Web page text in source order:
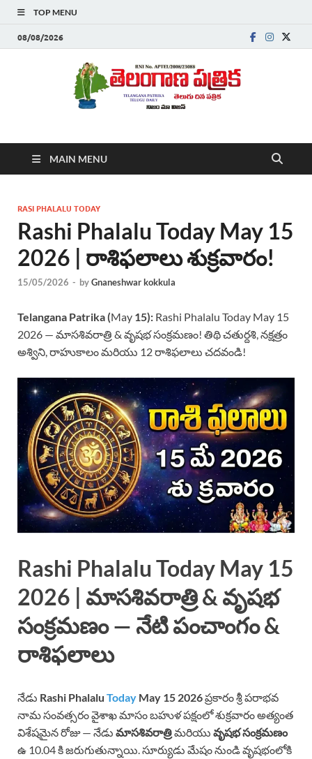
TOP MENU
08/08/2026
Telanganapatrika
,Latest Telangana News, Rajanna Sircilla News, Telangana
Breaking News, Telugu Newspaper Online, Today Telugu News,
తెలుగు వార్తలు , బ్రేకింగ్ న్యూస్ తెలుగులో , తెలంగాణ లో తాజా అప్‌డేట్స్ ,
తెలుగు న్యూస్ పేపర్
MAIN MENU
RASI PHALALU TODAY
Rashi Phalalu Today May 15
2026 | రాశిఫలాలు శుక్రవారం!
15/05/2026 - byGnaneshwar kokkula
Telangana Patrika (May 15): Rashi Phalalu Today May 15
2026 — మాసశివరాత్రి & వృషభ సంక్రమణం! తిథి చతుర్దశి, నక్షత్రం
అశ్విని, రాహుకాలం మరియు 12 రాశిఫలాలు చదవండి!
Rashi Phalalu Today May 15
2026 | మాసశివరాత్రి & వృషభ
సంక్రమణం — నేటి పంచాంగం &
రాశిఫలాలు
నేడు Rashi Phalalu Today May 15 2026ప్రకారం శ్రీ పరాభవ
నామ సంవత్సరం వైశాఖ మాసం బహుళ పక్షంలో శుక్రవారం అత్యంత
విశేషమైన రోజు — నేడు మాసశివరాత్రిమరియు వృషభ సంక్రమణం
ఉ 10.04 కి జరుగుతున్నాయి. సూర్యుడు మేషం నుండి వృషభంలోకి